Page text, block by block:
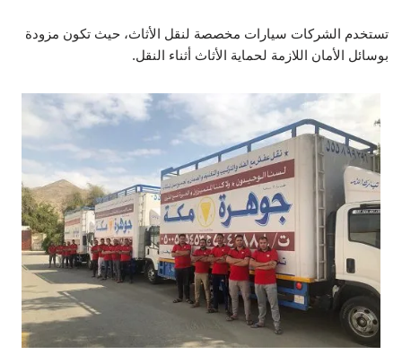
تستخدم الشركات سيارات مخصصة لنقل الأثاث، حيث تكون مزودة
بوسائل الأمان اللازمة لحماية الأثاث أثناء النقل.